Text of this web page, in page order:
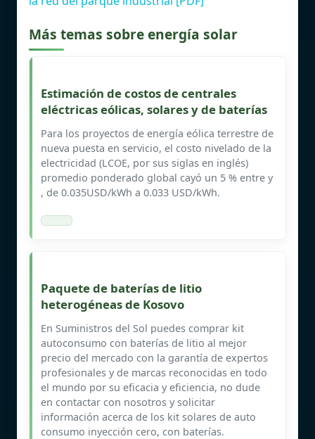
Más temas sobre energía solar
Estimación de costos de centrales
eléctricas eólicas, solares y de baterías
Para los proyectos de energía eólica terrestre de
nueva puesta en servicio, el costo nivelado de la
electricidad (LCOE, por sus siglas en inglés)
promedio ponderado global cayó un 5 % entre y
, de 0.035USD/kWh a 0.033 USD/kWh.
Paquete de baterías de litio
heterogéneas de Kosovo
En Suministros del Sol puedes comprar kit
autoconsumo con baterías de litio al mejor
precio del mercado con la garantía de expertos
profesionales y de marcas reconocidas en todo
el mundo por su eficacia y eficiencia, no dude
en contactar con nosotros y solicitar
información acerca de los kit solares de auto
consumo inyección cero, con baterías.